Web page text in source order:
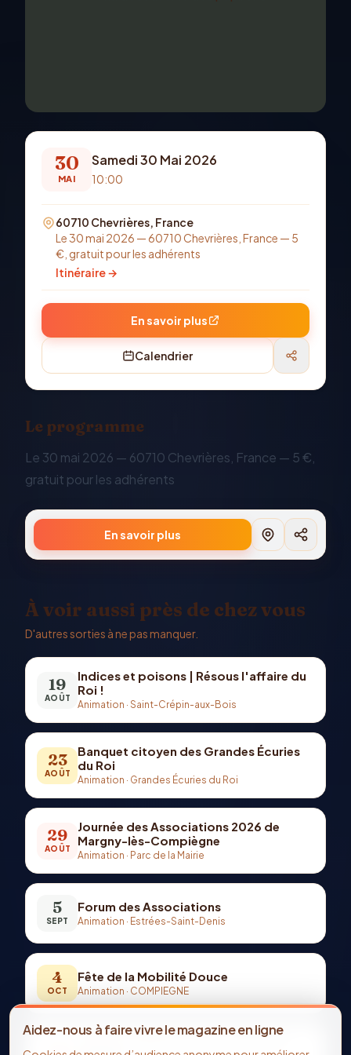
30
MAI
Samedi 30 Mai 2026
10:00
60710 Chevrières, France
Le 30 mai 2026 — 60710 Chevrières, France — 5
€, gratuit pour les adhérents
Itinéraire →
En savoir plus
Calendrier
Le programme
Le 30 mai 2026 — 60710 Chevrières, France — 5 €,
gratuit pour les adhérents
En savoir plus
À voir aussi près de chez vous
D'autres sorties à ne pas manquer.
19
AOÛT
Indices et poisons | Résous l'affaire du
Roi !
Animation · Saint-Crépin-aux-Bois
23
AOÛT
Banquet citoyen des Grandes Écuries
du Roi
Animation · Grandes Écuries du Roi
29
AOÛT
Journée des Associations 2026 de
Margny-lès-Compiègne
Animation · Parc de la Mairie
5
SEPT
Forum des Associations
Animation · Estrées-Saint-Denis
4
OCT
Fête de la Mobilité Douce
Animation · COMPIEGNE
29
Parcours Halloween pour enfants et
Aidez-nous à faire vivre le magazine en ligne